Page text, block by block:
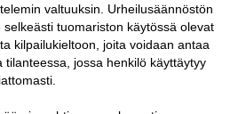
valtuuksin. Urheilusäännöstön
tuomariston käytössä olevat
kilpailukieltoon, joita voidaan antaa
tilanteessa, jossa henkilö käyttäytyy